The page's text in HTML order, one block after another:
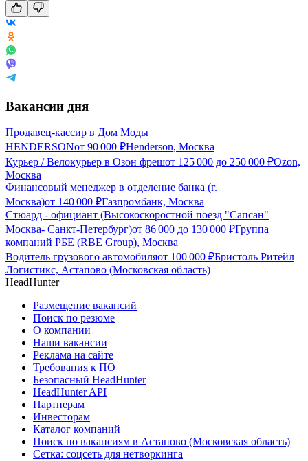
Вакансии дня
Продавец-кассир в Дом Моды
HENDERSONот 90 000 ₽Henderson, Москва
Курьер / Велокурьер в Озон фрешот 125 000 до 250 000 ₽Ozon,
Москва
Финансовый менеджер в отделение банка (г.
Москва)от 140 000 ₽Газпромбанк, Москва
Стюард - официант (Высокоскоростной поезд "Сапсан"
Москва- Санкт-Петербург)от 86 000 до 130 000 ₽Группа
компаний РБЕ (RBE Group), Москва
Водитель грузового автомобиляот 100 000 ₽Бристоль Ритейл
Логистикс, Астапово (Московская область)
HeadHunter
Размещение вакансий
Поиск по резюме
О компании
Наши вакансии
Реклама на сайте
Требования к ПО
Безопасный HeadHunter
HeadHunter API
Партнерам
Инвесторам
Каталог компаний
Поиск по вакансиям в Астапово (Московская область)
Сетка: соцсеть для нетворкинга